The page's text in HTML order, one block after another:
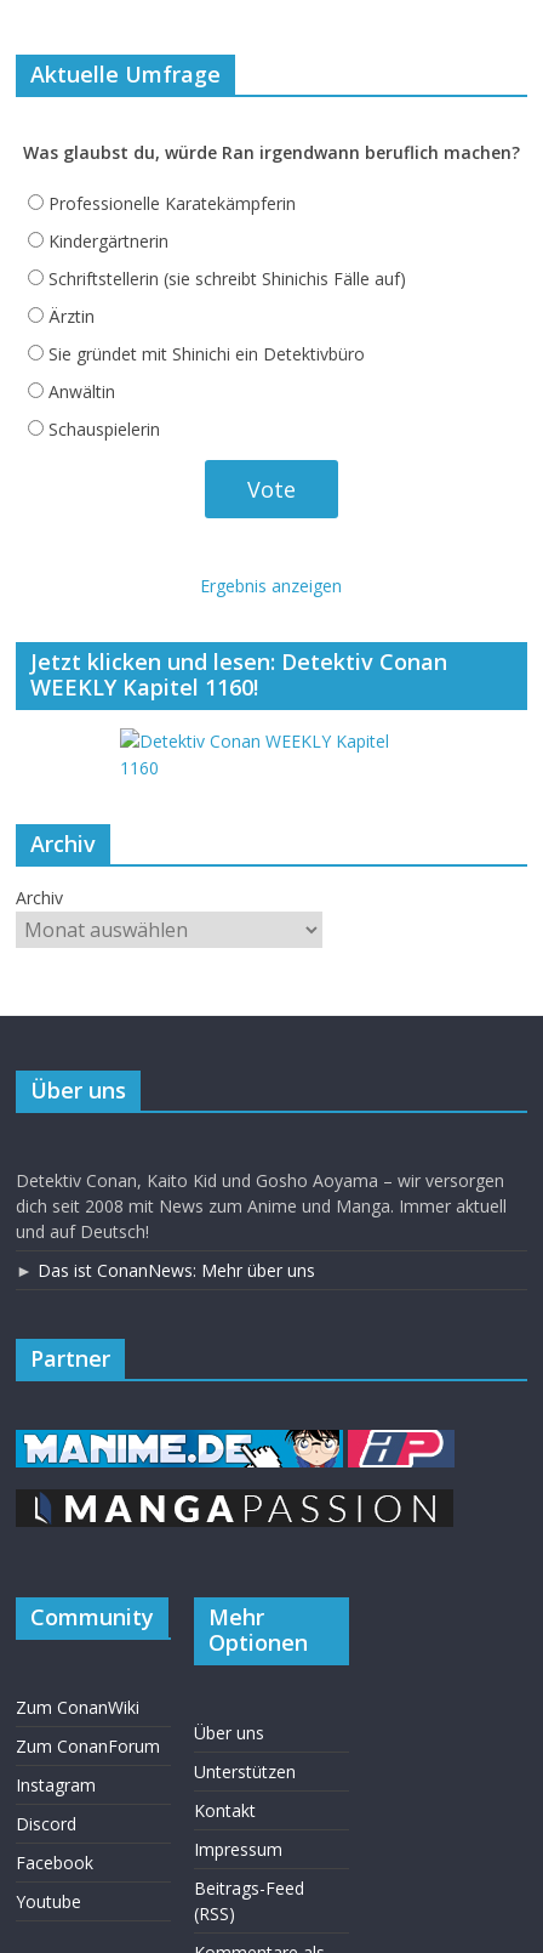
Aktuelle Umfrage
Was glaubst du, würde Ran irgendwann beruflich machen?
Professionelle Karatekämpferin
Kindergärtnerin
Schriftstellerin (sie schreibt Shinichis Fälle auf)
Ärztin
Sie gründet mit Shinichi ein Detektivbüro
Anwältin
Schauspielerin
Ergebnis anzeigen
Jetzt klicken und lesen: Detektiv Conan
WEEKLY Kapitel 1160!
Archiv
Archiv
Über uns
Detektiv Conan, Kaito Kid und Gosho Aoyama – wir versorgen
dich seit 2008 mit News zum Anime und Manga. Immer aktuell
und auf Deutsch!
► Das ist ConanNews: Mehr über uns
Partner
Community
Zum ConanWiki
Zum ConanForum
Instagram
Discord
Facebook
Youtube
Mehr
Optionen
Über uns
Unterstützen
Kontakt
Impressum
Beitrags-Feed
(RSS)